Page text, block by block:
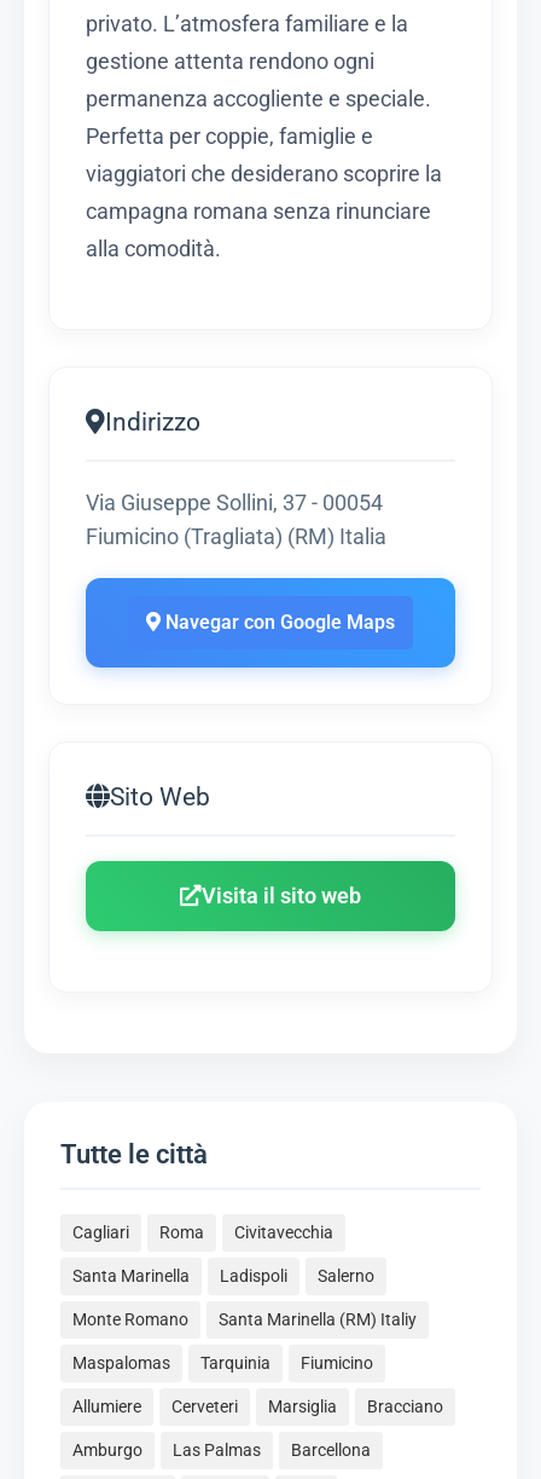
privato. L’atmosfera familiare e la
gestione attenta rendono ogni
permanenza accogliente e speciale.
Perfetta per coppie, famiglie e
viaggiatori che desiderano scoprire la
campagna romana senza rinunciare
alla comodità.
Indirizzo
Via Giuseppe Sollini, 37 - 00054
Fiumicino (Tragliata) (RM) Italia
Navegar con Google Maps
Sito Web
Visita il sito web
Tutte le città
Cagliari Roma Civitavecchia
Santa Marinella Ladispoli Salerno
Monte Romano Santa Marinella (RM) Italiy
Maspalomas Tarquinia Fiumicino
Allumiere Cerveteri Marsiglia Bracciano
Amburgo Las Palmas Barcellona